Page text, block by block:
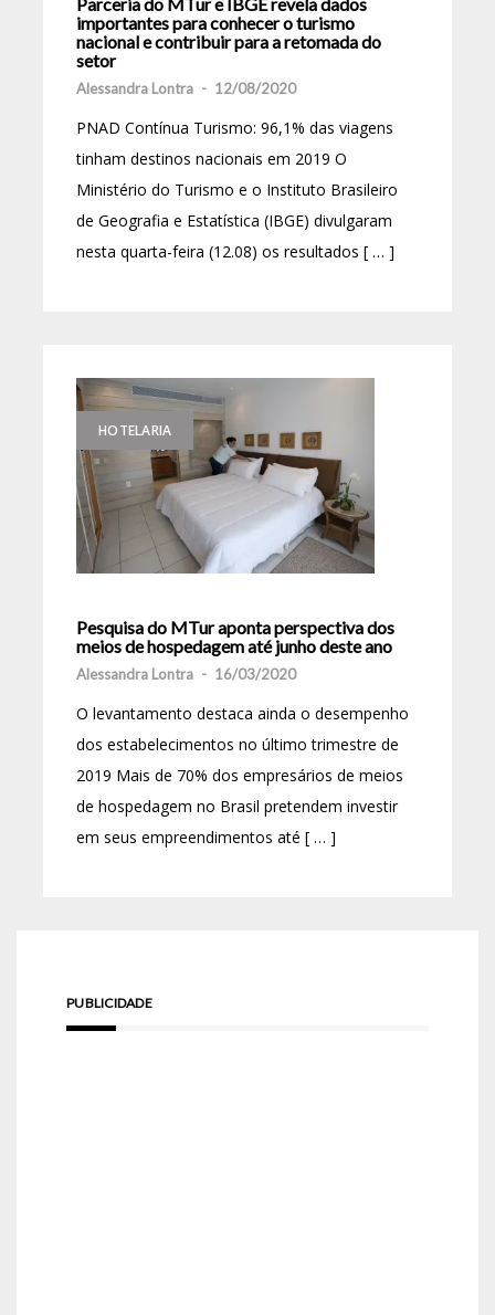
importantes para conhecer o turismo
nacional e contribuir para a retomada do
setor
Alessandra Lontra - 12/08/2020
PNAD Contínua Turismo: 96,1% das viagens
tinham destinos nacionais em 2019 O
Ministério do Turismo e o Instituto Brasileiro
de Geografia e Estatística (IBGE) divulgaram
nesta quarta-feira (12.08) os resultados [ … ]
HOTELARIA
Pesquisa do MTur aponta perspectiva dos
meios de hospedagem até junho deste ano
Alessandra Lontra - 16/03/2020
O levantamento destaca ainda o desempenho
dos estabelecimentos no último trimestre de
2019 Mais de 70% dos empresários de meios
de hospedagem no Brasil pretendem investir
em seus empreendimentos até [ … ]
PUBLICIDADE